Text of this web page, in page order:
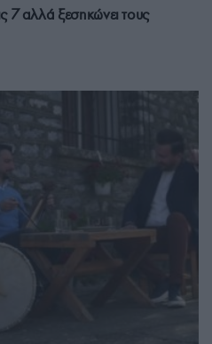
7 αλλά ξεσηκώνει τους